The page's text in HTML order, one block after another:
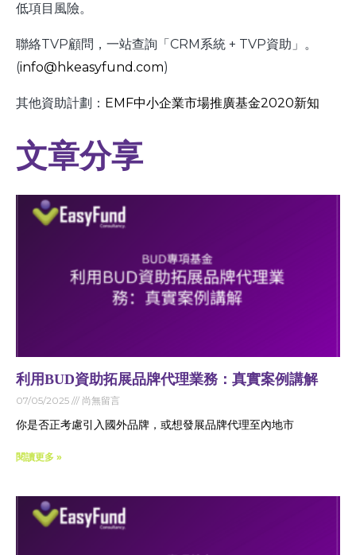
低項目風險。
聯絡TVP顧問，一站查詢「CRM系統 + TVP資助」。
(info@hkeasyfund.com)
其他資助計劃： EMF中小企業市場推廣基金2020新知
文章分享
利用BUD資助拓展品牌代理業務：真實案例講解
07/05/2025 尚無留言
你是否正考慮引入國外品牌，或想發展品牌代理至內地市
閱讀更多 »